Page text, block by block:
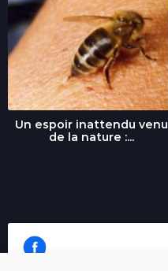
Un espoir inattendu venu
de la nature :...